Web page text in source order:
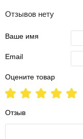
Отзывов нету
Ваше имя
Email
Оцените товар
Отзыв